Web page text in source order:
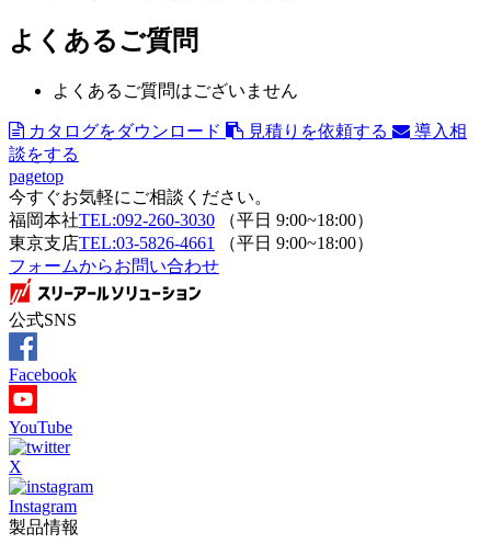
よくあるご質問
よくあるご質問はございません
カタログをダウンロード 見積りを依頼する
導入相
談をする
pagetop
今すぐお気軽にご相談ください。
福岡本社TEL:092-260-3030 （平日 9:00~18:00）
東京支店TEL:03-5826-4661
（平日 9:00~18:00）
フォームからお問い合わせ
公式SNS
Facebook
YouTube
X
Instagram
製品情報